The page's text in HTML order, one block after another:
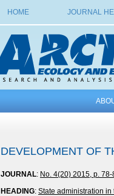
HOME JOURNAL
DEVELOPMENT OF
JOURNAL: No. 4(20) 2015, p. 78-
HEADING: State administration in